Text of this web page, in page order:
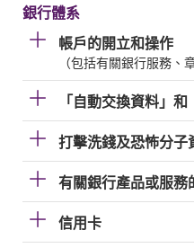
銀行體系
帳戶的開立和操作
（包括有關銀行服務、
「自動交換資料」
打擊洗錢及恐怖分子
有關銀行產品或服務
信用卡